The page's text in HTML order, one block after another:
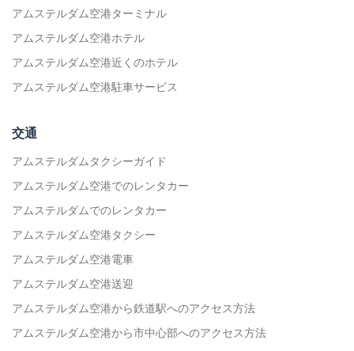
アムステルダム空港ターミナル
アムステルダム空港ホテル
アムステルダム空港近くのホテル
アムステルダム空港駐車サービス
交通
アムステルダムタクシーガイド
アムステルダム空港でのレンタカー
アムステルダムでのレンタカー
アムステルダム空港タクシー
アムステルダム空港電車
アムステルダム空港送迎
アムステルダム空港から鉄道駅へのアクセス方法
アムステルダム空港から市中心部へのアクセス方法